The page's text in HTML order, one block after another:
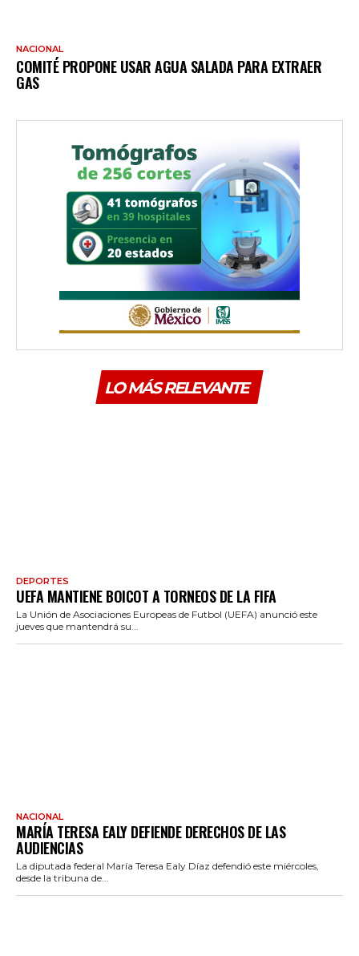
NACIONAL
COMITÉ PROPONE USAR AGUA SALADA PARA EXTRAER
GAS
LO MÁS RELEVANTE
DEPORTES
UEFA MANTIENE BOICOT A TORNEOS DE LA FIFA
La Unión de Asociaciones Europeas de Futbol (UEFA) anunció este
jueves que mantendrá su...
NACIONAL
MARÍA TERESA EALY DEFIENDE DERECHOS DE LAS
AUDIENCIAS
La diputada federal María Teresa Ealy Díaz defendió este miércoles,
desde la tribuna de...